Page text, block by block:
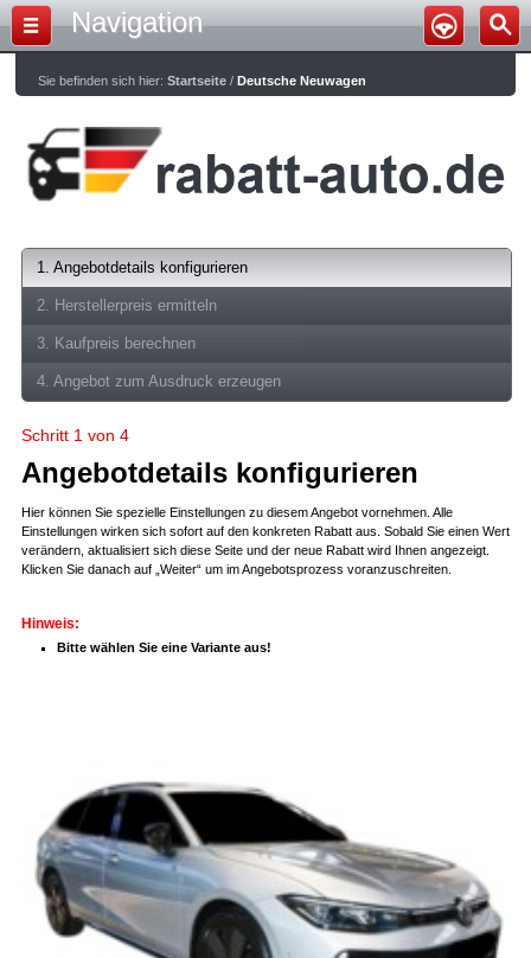
Navigation
Sie befinden sich hier:Startseite /Deutsche Neuwagen
1. Angebotdetails konfigurieren
2. Herstellerpreis ermitteln
3. Kaufpreis berechnen
4. Angebot zum Ausdruck erzeugen
Schritt 1 von 4
Angebotdetails konfigurieren
Hier können Sie spezielle Einstellungen zu diesem Angebot vornehmen. Alle
Einstellungen wirken sich sofort auf den konkreten Rabatt aus. Sobald Sie einen Wert
verändern, aktualisiert sich diese Seite und der neue Rabatt wird Ihnen angezeigt.
Klicken Sie danach auf „Weiter“ um im Angebotsprozess voranzuschreiten.
Hinweis:
Bitte wählen Sie eine Variante aus!